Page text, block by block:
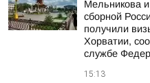
Мельникова
сборной
получили
Хорватии,
службе
15:13